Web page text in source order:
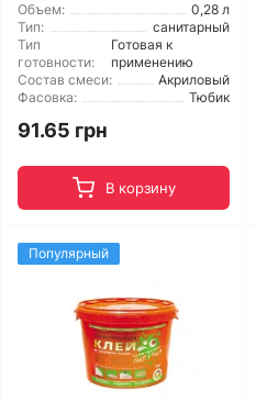
Объем:
0,28 л
Тип:
санитарный
Тип
готовности:
Готовая к
применению
Состав смеси:
Акриловый
Фасовка:
Тюбик
91.65 грн
В корзину
Популярный